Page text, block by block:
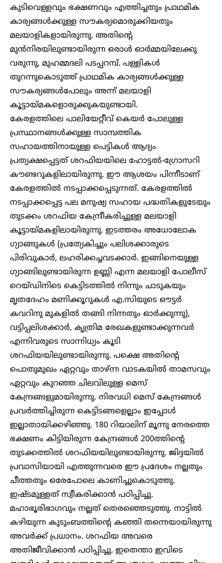
കുടിവെള്ളവും ഭക്ഷണവും എത്തിച്ചതും പ്രാഥമിക
കാര്യങ്ങൾക്കുള്ള സൗകര്യമൊരുക്കിയതും
മലയാളികളായിരുന്നു. അതിന്റെ
മുൻനിരയിലുണ്ടായിരുന്ന ഒരാൾ ഓർമ്മയിലേക്കു
വരുന്നു, മുഹമ്മദലി പടപ്പറമ്പ്. പള്ളികൾ
തുറന്നുകൊടുത്ത് പ്രാഥമിക കാര്യങ്ങൾക്കുള്ള
സൗകര്യങ്ങൾപോലും അന്ന് മലയാളി
കൂട്ടായ്മകളൊരുക്കുകയുണ്ടായി.
കേരളത്തിലെ പാലിയേറ്റീവ് കെയർ പോലുള്ള
പ്രസ്ഥാനങ്ങൾക്കുള്ള സാമ്പത്തിക
സഹായത്തിനായുള്ള പെട്ടികൾ ആദ്യം
പ്രത്യക്ഷപ്പെട്ടത് ശറഫിയയിലെ ഹോട്ടൽ-ഗ്രോസറി
കൗണ്ടറുകളിലായിരുന്നു. ഈ ആശയം പിന്നീടാണ്
കേരളത്തിൽ നടപ്പാക്കപ്പെടുന്നത്. കേരളത്തിൽ
നടപ്പാക്കപ്പെട്ട പല മനുഷ്യ സഹായ പദ്ധതികളുടേയും
തുടക്കം ശറഫിയ കേന്ദ്രീകരിച്ചുള്ള മലയാളി
കൂട്ടായ്മകളിലായിരുന്നു. ഇടത്തരം അധോലോക
ഗ്യാങ്ങുകൾ (പ്രത്യേകിച്ചും പലിശക്കാരുടെ
പിരിവുകാർ, ലഹരിക്കച്ചവടക്കാർ. ഇങ്ങിനെയുള്ള
ഗ്യാങ്ങിലുണ്ടായിരുന്ന ഉണ്ണി എന്ന മലയാളി പോലീസ്
റെയ്ഡിനിടെ കെട്ടിടത്തിൽ നിന്നും ചാടുകയും
മൃതദേഹം മണിക്കൂറുകൾ എ.സിയുടെ ഔട്ടർ
കവറിനു മുകളിൽ തങ്ങി നിന്നതും ഓർക്കുന്നു),
വട്ടിപ്പലിശക്കാർ, കൃത്രിമ രേഖകളുണ്ടാക്കുന്നവർ
എന്നിവരുടെ സാന്നിധ്യം കൂടി
ശറഫിയയിലുണ്ടായിരുന്നു. പക്ഷെ അതിന്റെ
പൊതുമുഖം ഏറ്റവും താഴ്ന്ന വാടകയിൽ താമസവും
ഏറ്റവും കുറഞ്ഞ ചിലവിലുള്ള മെസ്
കേന്ദ്രങ്ങളുമായിരുന്നു. നിരവധി മെസ്‌ കേന്ദ്രങ്ങൾ
പ്രവർത്തിച്ചിരുന്ന കെട്ടിടങ്ങളെല്ലാം ഇപ്പോൾ
ഇല്ലാതായിക്കഴിഞ്ഞു. 180 റിയാലിന് മൂന്നു നേരത്തെ
ഭക്ഷണം കിട്ടിയിരുന്ന കേന്ദ്രങ്ങൾ 200ത്തിന്റെ
തുടക്കത്തിൽ ശറഫിയയിലുണ്ടായിരുന്നു. ജിദ്ദയിൽ
പ്രവാസിയായി എത്തുന്നവരെ ഈ പ്രദേശം നല്ലതും
ചീത്തതും ഒരേപോലെ കാണിച്ചുകൊടുത്തു.
ഇഷ്ടമുള്ളത് സ്വീകരിക്കാൻ പഠിപ്പിച്ചു.
മഹാഭൂരിഭാഗവും നല്ലത് തെരഞ്ഞെടുത്തു. നാട്ടിൽ
കഴിയുന്ന കുടുംബത്തിന്റെ കഞ്ഞി തന്നെയായിരുന്നു
അവർക്ക് പ്രധാനം. ശറഫിയ അവരെ
അതിജീവിക്കാൻ പഠിപ്പിച്ചു. ഇതെന്താ ഇവിടെ